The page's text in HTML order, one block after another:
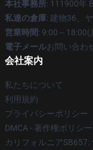
本社事務所: 111900年
私達の倉庫: 建物36、
営業時間: 9:00～18:00(
電子メールお問い合わ
会社案内
私たちについて
利用規約
プライバシーポリシー
DMCA - 著作権ポリシー
カリフォルニア